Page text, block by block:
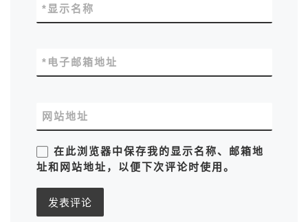
显示名称
*
电子邮箱地址
*
网站地址
在此浏览器中保存我的显示名称、邮箱地
址和网站地址，以便下次评论时使用。